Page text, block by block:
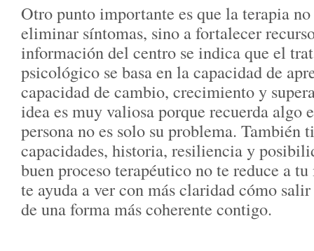
Otro punto importante es que la terapia
eliminar síntomas, sino a fortalecer
información del centro se indica que el
psicológico se basa en la capacidad de
capacidad de cambio, crecimiento y
idea es muy valiosa porque recuerda algo
persona no es solo su problema. También
capacidades, historia, resiliencia y
buen proceso terapéutico no te reduce a
te ayuda a ver con más claridad cómo
de una forma más coherente contigo.